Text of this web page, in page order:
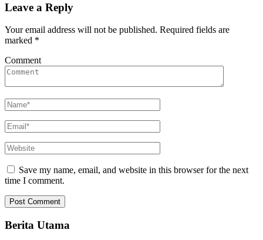
Leave a Reply
Your email address will not be published. Required fields are
marked *
Comment
Save my name, email, and website in this browser for the next
time I comment.
Berita Utama